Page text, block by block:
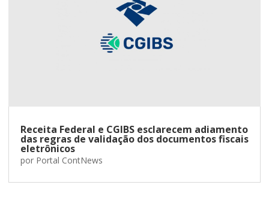
Receita Federal e CGIBS esclarecem adiamento
das regras de validação dos documentos fiscais
eletrônicos
por Portal ContNews